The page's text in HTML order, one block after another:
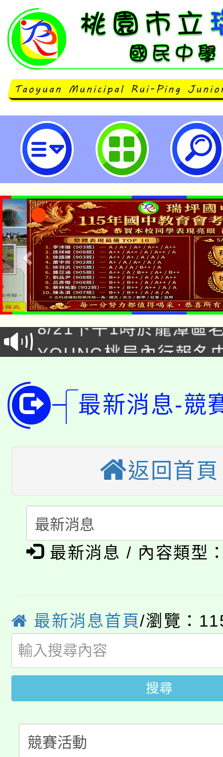
主旨：函轉基隆市文化觀光局檢送
公告及鄰近景點步行路線資料，惠
眾、遊客、里民及學校團體等相關
照。-桃園市立瑞坪國民中學
「本色祭」8/29、30在
場熱烈登場!
徵才活動。
YOUNG桃局內行報名
開!
115年桃園市運動會8/
田徑場及游泳池舉行。
桃園市低收入戶享有免
視費優惠，中低收入戶
半價優惠，詳情可洽有
者。
大園自造教育及科技中
份教師增能研習
大溪自造教育及科技
份教師研習
淨零綠生活教案入校路
會
115年食農教育專業人
程
「本色祭」8/29、30在
局官網。
8月14至27日，桃園電
開!
115年桃園市運動會8/
田徑場及游泳池舉行。
桃園市低收入戶享有免
視費優惠，中低收入戶
半價優惠，詳情可洽有
大園自造教育及科技
份教師增能研習
大溪自造教育及科技中
份教師研習
淨零綠生活教案入校路
最新消息-競
返回首頁
最新消息 / 內容類型
最新消息首頁/瀏覽：
搜尋